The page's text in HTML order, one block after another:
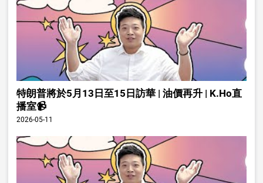
特朗普將於5月13日至15日訪華 | 油價再升 | K.Ho直
播室📹
2026-05-11